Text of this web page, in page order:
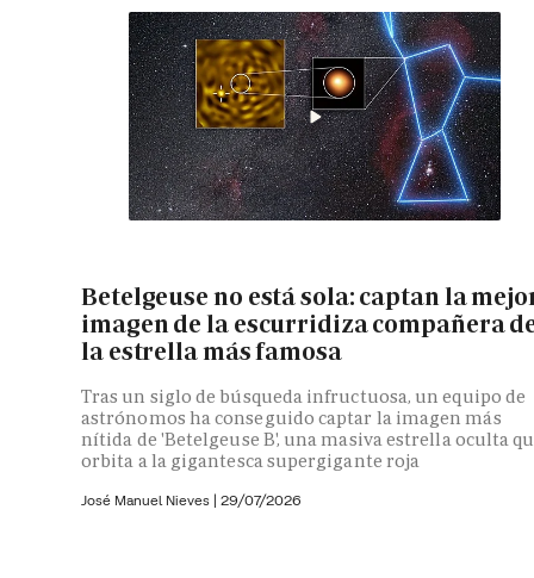
Betelgeuse no está sola: captan la
imagen de la escurridiza compañera
la estrella más famosa
Tras un siglo de búsqueda infructuosa, un equipo de
astrónomos ha conseguido captar la imagen más
nítida de 'Betelgeuse B', una masiva estrella oculta
orbita a la gigantesca supergigante roja
José Manuel Nieves | 29/07/2026